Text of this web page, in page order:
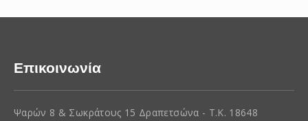
Επικοινωνία
Ψαρών 8 & Σωκράτους 15 Δραπετσώνα - Τ.Κ. 18648